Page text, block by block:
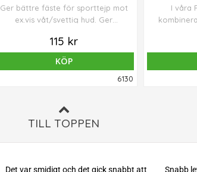
Ger bättre fäste för sporttejp mot
ex.vis våt/svettig hud. Ger
115 kr
KÖP
6130
I våra
TILL TOPPEN